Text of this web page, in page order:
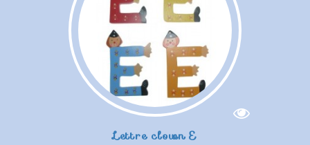
Lettre clown E